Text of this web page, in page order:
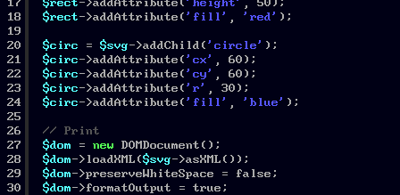
18
19
20
21
22
23
24
25
26
27
28
29
30
$rect->addAttribute('fill' , 'red' );
$circ
= $svg->addChild('circle' );
$circ->addAttribute('cx' , 60);
$circ->addAttribute('cy' , 60);
$circ->addAttribute('r' , 30);
$circ->addAttribute('fill' , 'blue' );
// Print
$dom
= new DOMDocument();
$dom->loadXML($svg->asXML());
$dom->preserveWhiteSpace = false;
$dom->formatOutput = true;